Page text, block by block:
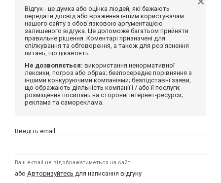
Відгук - це думка або оцінка людей, які бажають
передати досвід або враження іншим користувачам
нашого сайту з обов'язковою аргументацією
залишеного відгука. Це допоможе багатьом прийняти
правильне рішення. Коментарі призначені для
спілкування та обговорення, а також для роз'яснення
питань, що цікавлять.
Не дозволяється: використання ненормативної
лексики, погроз або образ; безпосереднє порівняння з
іншими конкуруючими компаніями; безпідставні заяви,
що ображають діяльність компанії і / або її послуги;
розміщення посилань на сторонні інтернет-ресурси;
реклама та самореклама.
Введіть email:
Ваш e-mail не відображатиметься на сайті
або Авторизуйтесь для написання відгуку